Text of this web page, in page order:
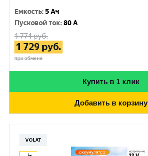
Емкость:5 Ач
Пусковой ток:80 A
1 774руб.
1 729 руб.
при обмене
Купить в 1 клик
Добавить в корзину
VOLAT